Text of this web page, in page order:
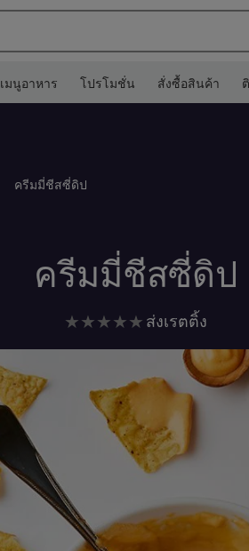
เมนูอาหาร โปรโมชั่น สั่งซื้อสินค้า
ครีมมี่ชีสซี่ดิป
ครีมมี่ชีสซี่ดิป
ไม่มี
คะแนน
สำหรับ
recipe
นี้
ส่งเรตติ้ง